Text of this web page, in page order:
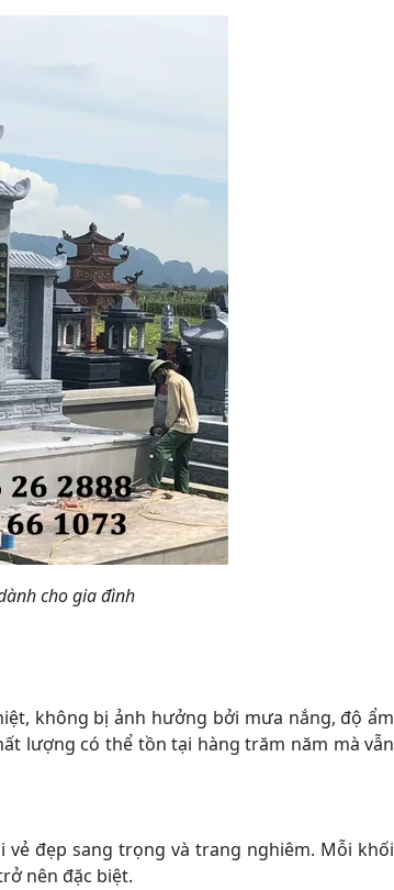
cho gia đình
không bị ảnh hưởng bởi mưa nắng, độ ẩm
lượng có thể tồn tại hàng trăm năm mà vẫn
đẹp sang trọng và trang nghiêm. Mỗi khối
nên đặc biệt.